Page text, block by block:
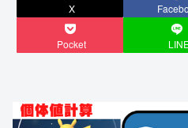
X
Pocket